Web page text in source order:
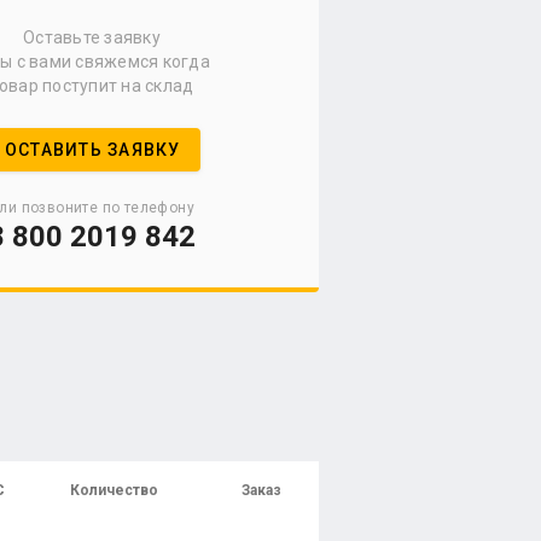
Оставьте заявку
с вами свяжемся когда
поступит на склад
ОСТАВИТЬ ЗАЯВКУ
позвоните по телефону
800 2019 842
Количество Заказ